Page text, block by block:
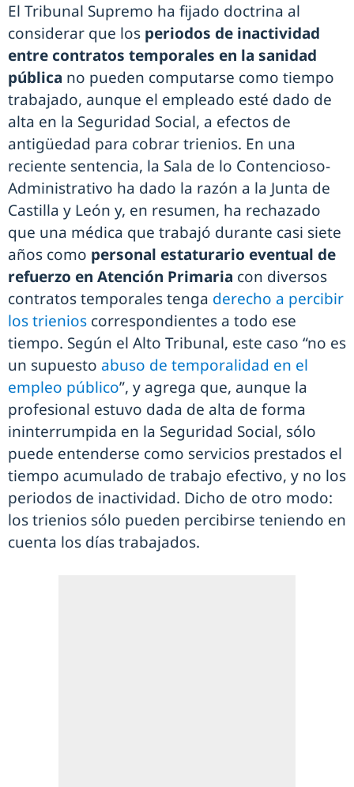
El Tribunal Supremo ha fijado doctrina al
considerar que los periodos de inactividad
entre contratos temporales en la sanidad
pública no pueden computarse como tiempo
trabajado, aunque el empleado esté dado de
alta en la Seguridad Social, a efectos de
antigüedad para cobrar trienios. En una
reciente sentencia, la Sala de lo Contencioso-
Administrativo ha dado la razón a la Junta de
Castilla y León y, en resumen, ha rechazado
que una médica que trabajó durante casi siete
años como personal estaturario eventual de
refuerzo en Atención Primaria con diversos
contratos temporales tenga derecho a percibir
los trienios correspondientes a todo ese
tiempo. Según el Alto Tribunal, este caso “no es
un supuesto abuso de temporalidad en el
empleo público”, y agrega que, aunque la
profesional estuvo dada de alta de forma
ininterrumpida en la Seguridad Social, sólo
puede entenderse como servicios prestados el
tiempo acumulado de trabajo efectivo, y no los
periodos de inactividad. Dicho de otro modo:
los trienios sólo pueden percibirse teniendo en
cuenta los días trabajados.